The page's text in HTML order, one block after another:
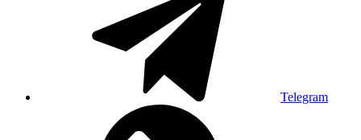
Telegram